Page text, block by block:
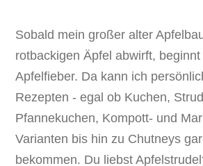
Sobald mein großer alter
rotbackigen Äpfel abwirft,
Apfelfieber. Da kann ich
Rezepten - egal ob Kuchen,
Pfannekuchen, Kompott- und
Varianten bis hin zu Chutneys
bekommen. Du liebst